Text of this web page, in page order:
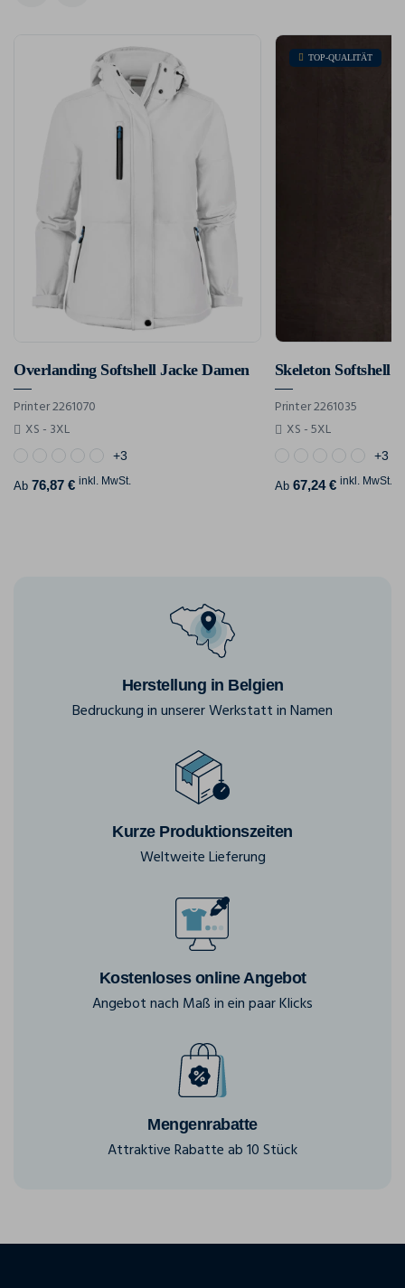
Overlanding Softshell Jacke Damen
Printer 2261070
XS - 3XL
+3
Ab 76,87 € inkl. MwSt.
TOP-QUALITÄT
Skeleton Softshell
Printer 2261035
XS - 5XL
+3
Ab 67,24 € inkl. MwSt.
Herstellung in Belgien
Bedruckung in unserer Werkstatt in Namen
Kurze Produktionszeiten
Weltweite Lieferung
Kostenloses online Angebot
Angebot nach Maß in ein paar Klicks
Mengenrabatte
Attraktive Rabatte ab 10 Stück